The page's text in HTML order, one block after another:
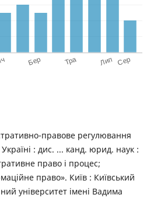
правове регулювання
: дис. ... канд. юрид. наук :
право і процес;
право». Київ : Київський
університет імені Вадима